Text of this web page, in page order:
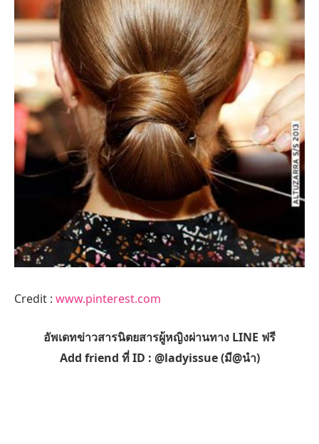
Credit : www.pinterest.com
อัพเดทข่าวสารนิตยสารผู้หญิงผ่านทาง LINE ฟรี
Add friend ที่ ID : @ladyissue (มี@นำ)